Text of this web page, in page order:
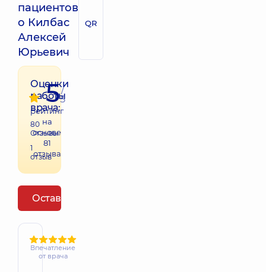
пациентов
о Килбас
Алексей
Юрьевич
QR
Оценки
работы
врача:
80
Отзывы
1
отзыв
5/
5
рейтинг
на
основе
81
отзыва
Оставить отзыв
Впечатление
от врача